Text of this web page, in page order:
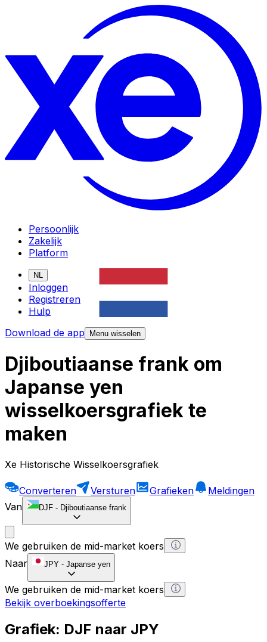
Persoonlijk
Zakelijk
Platform
NL
Inloggen
Registreren
Hulp
Download de app
Menu wisselen
Djiboutiaanse frank om
Japanse yen
wisselkoersgrafiek te
maken
Xe Historische Wisselkoersgrafiek
Converteren Versturen Grafieken
Meldingen
Van
DJF - Djiboutiaanse frank
We gebruiken de mid-market koers
Naar
JPY - Japanse yen
We gebruiken de mid-market koers
Bekijk overboekingsofferte
Grafiek: DJF naar JPY